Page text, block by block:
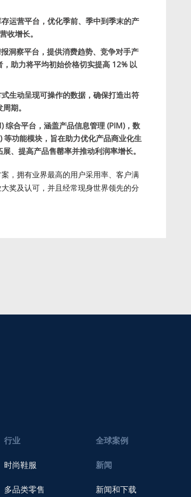
运营平台，优化季前、季中到季末的产
收增长。
洞察平台，提供消费趋势、竞争对手产
助力将平均初始价格切实提高 12% 以
生动呈现可操作的数据，确保打造出符
期。
综合平台，涵盖产品信息管理 (PIM)，数
等功能模块，旨在助力优化产品商业化生
、提高产品售罄率并推动利润率增长。
，拥有业界最高的用户采用率、客户满
奖及认可，并且经常现身世界领先的分
行业
时尚鞋服
多品类零售
全球案例
新闻
新闻和下载